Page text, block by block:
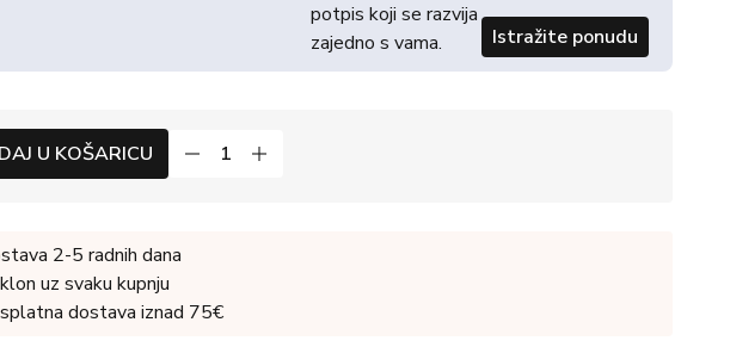
potpis koji se razvija
zajedno s vama.
Istražite ponudu
U KOŠARICU
2-5 radnih dana
uz svaku kupnju
dostava iznad 75€